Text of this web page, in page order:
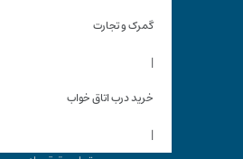
گمرک و تجارت
|
خرید درب اتاق خواب
|